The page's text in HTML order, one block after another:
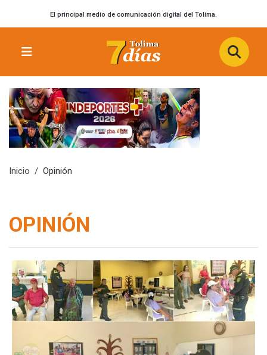
El principal medio de comunicación digital del Tolima.
Inicio Opinión
OPINIÓN